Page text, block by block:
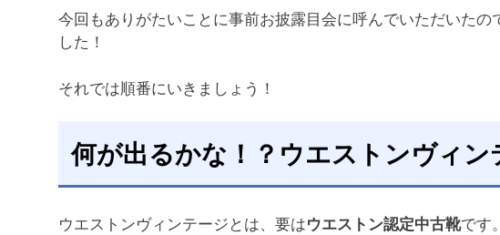
今回もありがたいことに事前お披露目会に呼んでいただいたの
した！
それでは順番にいきましょう！
何が出るかな！？ウエストンヴィン
ウエストンヴィンテージとは、要はウエストン認定中古靴です